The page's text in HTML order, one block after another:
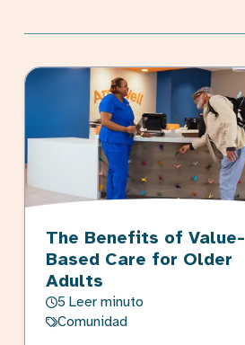
The Benefits of Value-
Based Care for Older
Adults
5 Leer minuto
Comunidad